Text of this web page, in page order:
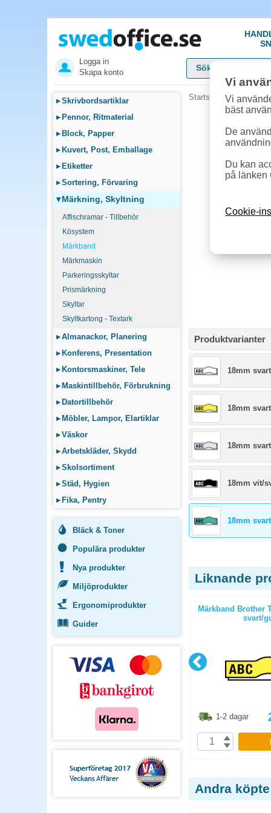
Logga in
Skapa konto
▸Skrivbordsartiklar
▸ Pennor, Ritmaterial
▸ Block, Papper
▸ Kuvert, Post, Emballage
▸ Etiketter
▸Sortering, Förvaring
▾Märkning, Skyltning
Affischramar - Tillbehör
Kösystem
Märkband
Märkmaskin
Parkeringsskyltar
Prismärkning
Skyltar
Skyltkartong - Textark
▸Almanackor, Planering
▸ Konferens, Presentation
▸ Kontorsmaskiner, Tele
▸ Maskintillbehör, Förbrukning
▸ Datortillbehör
▸ Möbler, Lampor, Elartiklar
▸Väskor
▸Arbetskläder, Skydd
▸Skolsortiment
▸Städ, Hygien
▸ Fika, Pentry
Bläck & Toner
Populära produkter
Nya produkter
Miljöprodukter
Ergonomiprodukter
Guider
Startsida »Märkning,
Produktvarianter
18mm
18mm
18mm
18mm vit/
18mm
Liknande
Märkband Brother TZe-231 12mm
1-2 dagar 273.80
Märkband Brother
svart/
1-2 dagar
Andra
Vi
Vi
bäst
De
Du kan
på länken
Cookie-